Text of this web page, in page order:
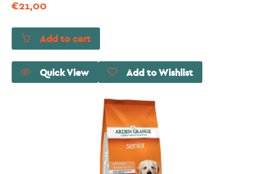
€21,00
Add to cart
Quick View Add to Wishlist